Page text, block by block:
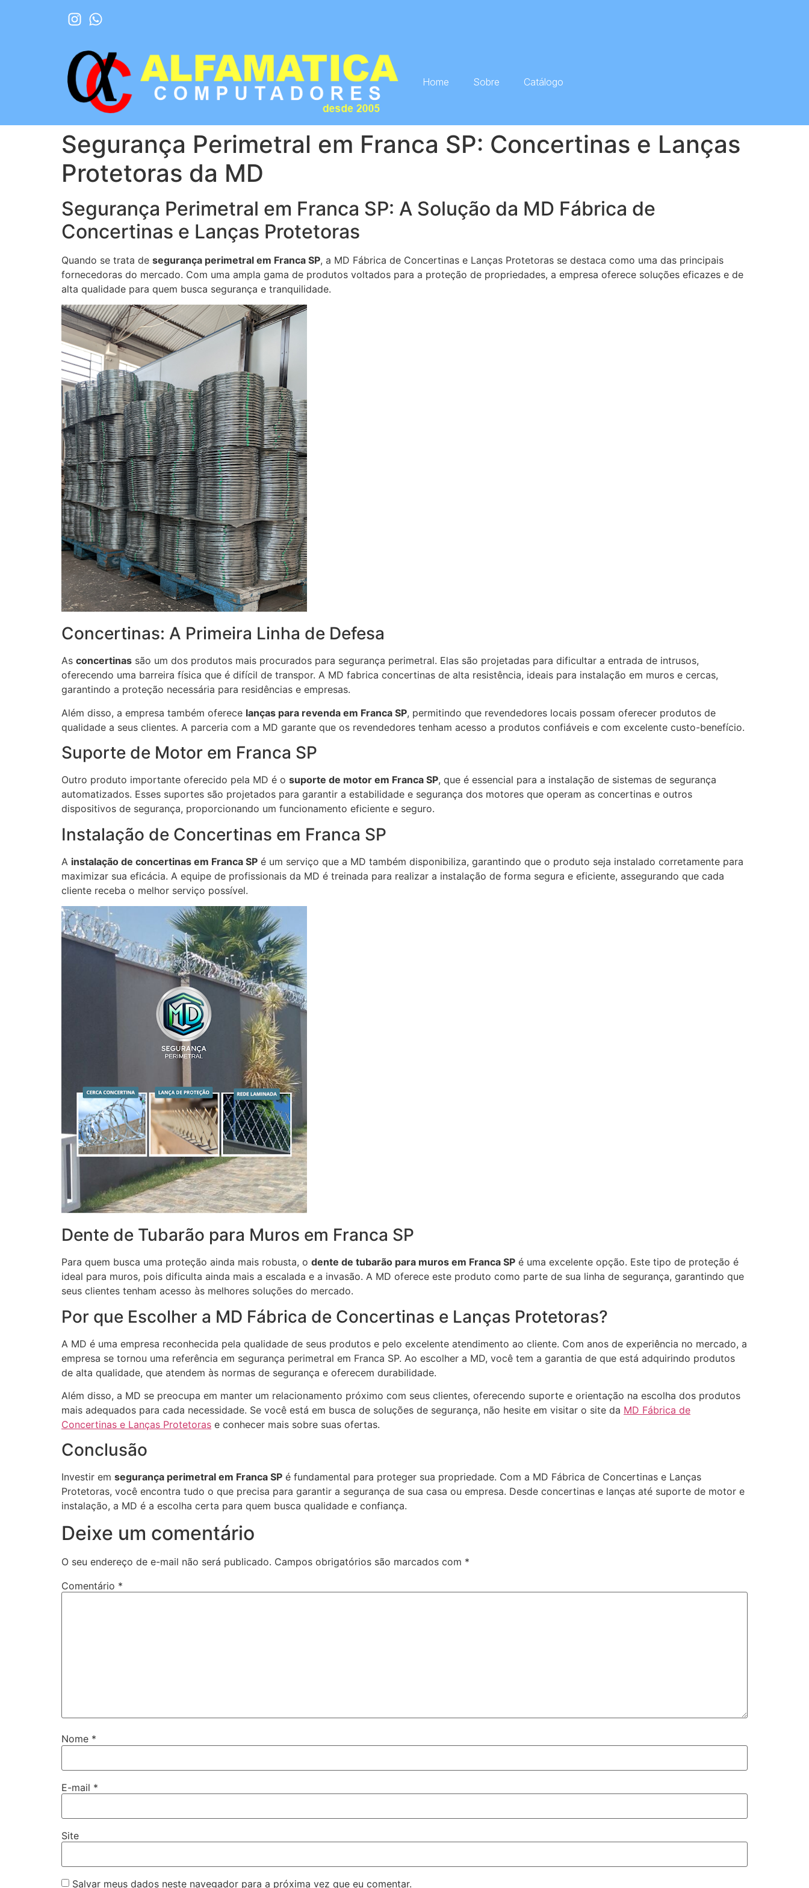
Home Sobre Catálogo
Segurança Perimetral em Franca SP: Concertinas e Lanças
Protetoras da MD
Segurança Perimetral em Franca SP: A Solução da MD Fábrica de
Concertinas e Lanças Protetoras
Quando se trata de segurança perimetral em Franca SP, a MD Fábrica de Concertinas e Lanças Protetoras se destaca como uma das principais
fornecedoras do mercado. Com uma ampla gama de produtos voltados para a proteção de propriedades, a empresa oferece soluções eficazes e de
alta qualidade para quem busca segurança e tranquilidade.
Concertinas: A Primeira Linha de Defesa
As concertinas são um dos produtos mais procurados para segurança perimetral. Elas são projetadas para dificultar a entrada de intrusos,
oferecendo uma barreira física que é difícil de transpor. A MD fabrica concertinas de alta resistência, ideais para instalação em muros e cercas,
garantindo a proteção necessária para residências e empresas.
Além disso, a empresa também oferece lanças para revenda em Franca SP, permitindo que revendedores locais possam oferecer produtos de
qualidade a seus clientes. A parceria com a MD garante que os revendedores tenham acesso a produtos confiáveis e com excelente custo-benefício.
Suporte de Motor em Franca SP
Outro produto importante oferecido pela MD é o suporte de motor em Franca SP, que é essencial para a instalação de sistemas de segurança
automatizados. Esses suportes são projetados para garantir a estabilidade e segurança dos motores que operam as concertinas e outros
dispositivos de segurança, proporcionando um funcionamento eficiente e seguro.
Instalação de Concertinas em Franca SP
A instalação de concertinas em Franca SP é um serviço que a MD também disponibiliza, garantindo que o produto seja instalado corretamente para
maximizar sua eficácia. A equipe de profissionais da MD é treinada para realizar a instalação de forma segura e eficiente, assegurando que cada
cliente receba o melhor serviço possível.
Dente de Tubarão para Muros em Franca SP
Para quem busca uma proteção ainda mais robusta, o dente de tubarão para muros em Franca SP é uma excelente opção. Este tipo de proteção é
ideal para muros, pois dificulta ainda mais a escalada e a invasão. A MD oferece este produto como parte de sua linha de segurança, garantindo que
seus clientes tenham acesso às melhores soluções do mercado.
Por que Escolher a MD Fábrica de Concertinas e Lanças Protetoras?
A MD é uma empresa reconhecida pela qualidade de seus produtos e pelo excelente atendimento ao cliente. Com anos de experiência no mercado, a
empresa se tornou uma referência em segurança perimetral em Franca SP. Ao escolher a MD, você tem a garantia de que está adquirindo produtos
de alta qualidade, que atendem às normas de segurança e oferecem durabilidade.
Além disso, a MD se preocupa em manter um relacionamento próximo com seus clientes, oferecendo suporte e orientação na escolha dos produtos
mais adequados para cada necessidade. Se você está em busca de soluções de segurança, não hesite em visitar o site da MD Fábrica de
Concertinas e Lanças Protetoras e conhecer mais sobre suas ofertas.
Conclusão
Investir em segurança perimetral em Franca SP é fundamental para proteger sua propriedade. Com a MD Fábrica de Concertinas e Lanças
Protetoras, você encontra tudo o que precisa para garantir a segurança de sua casa ou empresa. Desde concertinas e lanças até suporte de motor e
instalação, a MD é a escolha certa para quem busca qualidade e confiança.
Deixe um comentário
O seu endereço de e-mail não será publicado. Campos obrigatórios são marcados com *
Comentário *
Nome *
E-mail *
Site
Salvar meus dados neste navegador para a próxima vez que eu comentar.